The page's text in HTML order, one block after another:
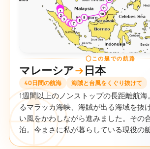
この艇での航路
マレーシア 日本
40日間の航海 海賊と台風をくぐり抜けて
1週間以上のノンストップの長距離航
るマラッカ海峡、海賊が出る海域を抜
い風をかわしながら進みました。その
泊。今まさに私が暮らしている現役の艇